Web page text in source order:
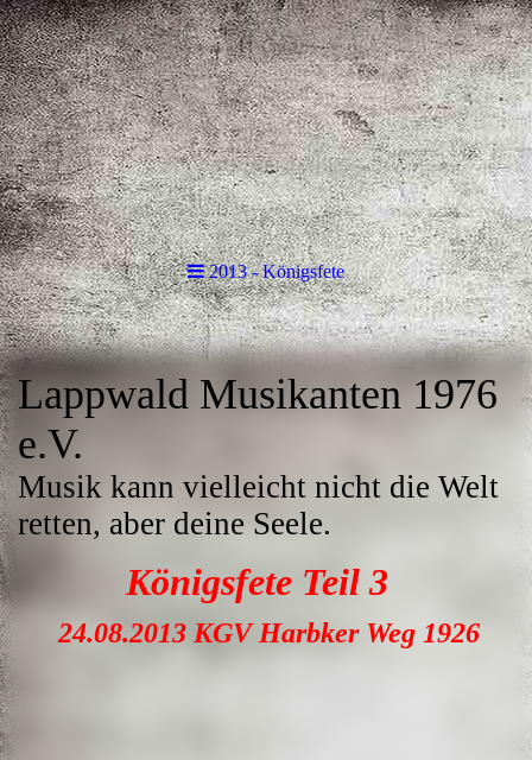
2013 - Königsfete
Lappwald Musikanten 1976
e.V.
Musik kann vielleicht nicht die Welt
retten, aber deine Seele.
Königsfete Teil 3
24.08.2013 KGV Harbker Weg 1926